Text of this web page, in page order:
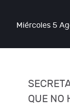
Miércoles 5
QUE NO